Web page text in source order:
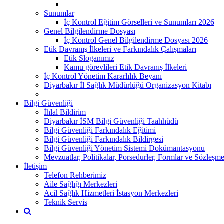
Sunumlar
İç Kontrol Eğitim Görselleri ve Sunumları 2026
Genel Bilgilendirme Dosyası
İç Kontrol Genel Bilgilendirme Dosyası 2026
Etik Davranış İlkeleri ve Farkındalık Çalışmaları
Etik Sloganımız
Kamu görevlileri Etik Davranış İlkeleri
İç Kontrol Yönetim Kararlılık Beyanı
Diyarbakır İl Sağlık Müdürlüğü Organizasyon Kitabı
Bilgi Güvenliği
İhlal Bildirim
Diyarbakır İSM Bilgi Güvenliği Taahhüdü
Bilgi Güvenliği Farkındalık Eğitimi
Bilgi Güvenliği Farkındalık Bildirgesi
Bilgi Güvenliği Yönetim Sistemi Dokümantasyonu
Mevzuatlar, Politikalar, Porsedurler, Formlar ve
İletişim
Telefon Rehberimiz
Aile Sağlığı Merkezleri
Acil Sağlık Hizmetleri İstasyon Merkezleri
Teknik Servis